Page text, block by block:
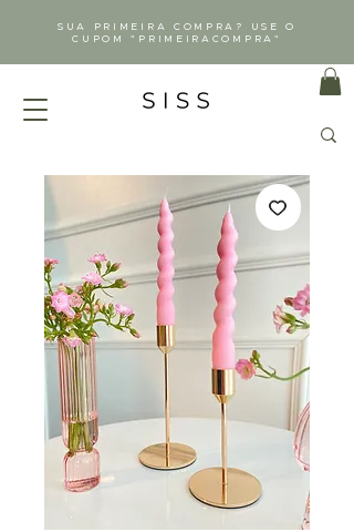
SUA PRIMEIRA COMPRA? USE O
CUPOM "PRIMEIRACOMPRA"